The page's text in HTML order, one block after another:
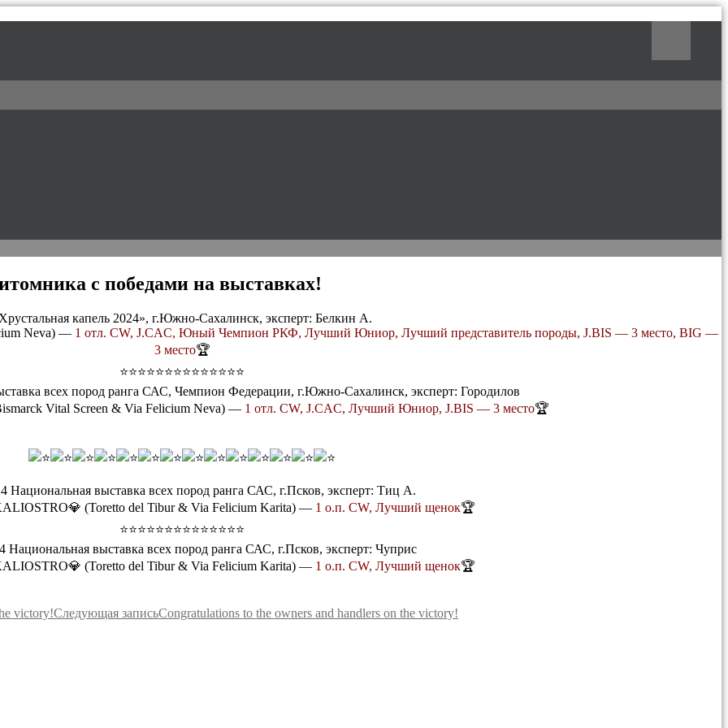
питомник доберманов
с победами на выставках!
капель 2024», г.Южно-Сахалинск, эксперт: Белкин А.
Neva) — 1 отл. CW, J.CAC, Юный Чемпион РКФ, Лучший Юниор, Лучший представитель породы, J.BIS — 3 место, BIG —
3 место🏆
⭐⭐⭐⭐⭐⭐⭐⭐⭐⭐⭐⭐⭐⭐
всех пород ранга САС, Чемпион Федерации, г.Южно-Сахалинск, эксперт: Городилов
Vital Screen & Via Felicium Neva) — 1 отл. CW, J.CAC, Лучший Юниор, J.BIS — 3 место🏆
Национальная выставка всех пород ранга САС, г.Псков, эксперт: Тиц А.
(Toretto del Tibur & Via Felicium Karita) — 1 о.п. CW, Лучший щенок🏆
⭐⭐⭐⭐⭐⭐⭐⭐⭐⭐⭐⭐⭐⭐
Национальная выставка всех пород ранга САС, г.Псков, эксперт: Чуприс
(Toretto del Tibur & Via Felicium Karita) — 1 о.п. CW, Лучший щенок🏆
victory!Следующая записьCongratulations to the owners and handlers on the victory!